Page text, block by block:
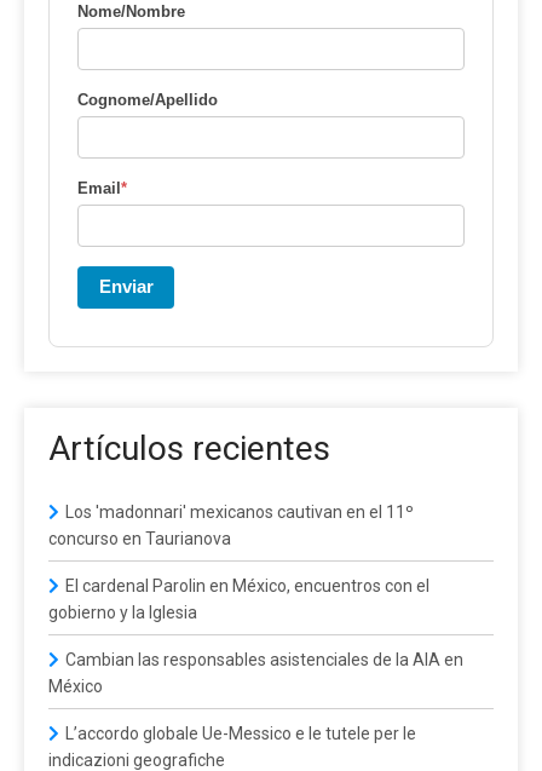
Nome/Nombre
Cognome/Apellido
Email*
Enviar
Artículos recientes
Los 'madonnari' mexicanos cautivan en el 11º
concurso en Taurianova
El cardenal Parolin en México, encuentros con el
gobierno y la Iglesia
Cambian las responsables asistenciales de la AIA en
México
L’accordo globale Ue-Messico e le tutele per le
indicazioni geografiche